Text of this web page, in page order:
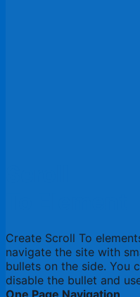
Create Scroll To
navigate the site with
bullets on the side. You
disable the bullet and
One Page Navigation